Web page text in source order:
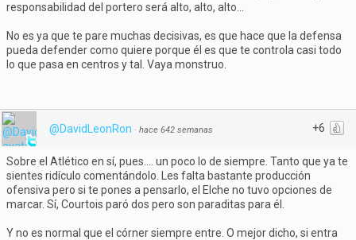
responsabilidad del portero será alto, alto, alto...
No es ya que te pare muchas decisivas, es que hace que la defensa
pueda defender como quiere porque él es que te controla casi todo
lo que pasa en centros y tal. Vaya monstruo.
+6
@DavidLeonRon · hace 642 semanas
Sobre el Atlético en sí, pues.... un poco lo de siempre. Tanto que ya te
sientes ridículo comentándolo. Les falta bastante producción
ofensiva pero si te pones a pensarlo, el Elche no tuvo opciones de
marcar. Sí, Courtois paró dos pero son paraditas para él.
Y no es normal que el córner siempre entre. O mejor dicho, si entra